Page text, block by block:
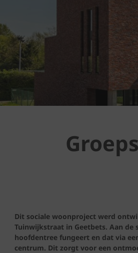
Dit sociale woonproject werd
Tuinwijkstraat in Geetbets. Aan
hoofdentree fungeert en dat via
centrum. Dit zorgt voor een